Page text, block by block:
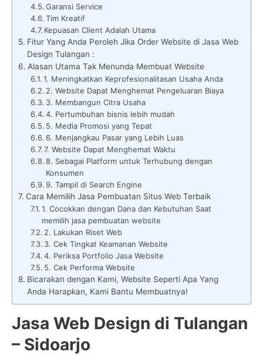
Garansi Service
Tim Kreatif
Kepuasan Client Adalah Utama
Fitur Yang Anda Peroleh Jika Order Website di Jasa Web
Design Tulangan :
Alasan Utama Tak Menunda Membuat Website
1. Meningkatkan Keprofesionalitasan Usaha Anda
2. Website Dapat Menghemat Pengeluaran Biaya
3. Membangun Citra Usaha
4. Pertumbuhan bisnis lebih mudah
5. Media Promosi yang Tepat
6. Menjangkau Pasar yang Lebih Luas
7. Website Dapat Menghemat Waktu
8. Sebagai Platform untuk Terhubung dengan
Konsumen
9. Tampil di Search Engine
Cara Memilih Jasa Pembuatan Situs Web Terbaik
1. Cocokkan dengan Dana dan Kebutuhan Saat
memilih jasa pembuatan website
2. Lakukan Riset Web
3. Cek Tingkat Keamanan Website
4. Periksa Portfolio Jasa Website
5. Cek Performa Website
Bicarakan dengan Kami, Website Seperti Apa Yang
Anda Harapkan, Kami Bantu Membuatnya!
Jasa Web Design di Tulangan
– Sidoarjo